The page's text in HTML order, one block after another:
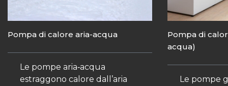
Pompa di calore aria-acqua
Le pompe aria‑acqua
estraggono calore dall’aria
Pompa di
acqua)
Le pompe